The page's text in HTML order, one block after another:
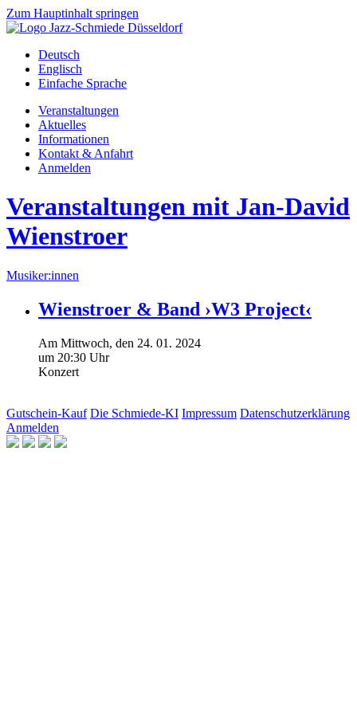
Zum Hauptinhalt springen
Deutsch
Englisch
Einfache Sprache
Veranstaltungen
Aktuelles
Informationen
Kontakt & Anfahrt
Anmelden
Veranstaltungen mit Jan-David
Wienstroer
Musiker:innen
Wienstroer & Band ›W3 Project‹
Am Mittwoch, den 24. 01. 2024
um 20:30 Uhr
Konzert
Gutschein-Kauf Die Schmiede-KI Impressum Datenschutzerklärung
Anmelden